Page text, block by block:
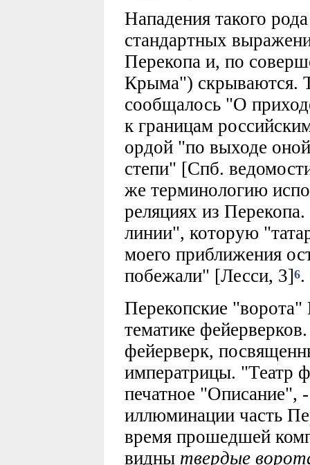
Нападения такого
стандартных
Перекопа и, по
Крыма") скрываются.
сообщалось "О
к границам
ордой "по выходе
степи" [Спб.
же терминологию
реляциях из
линии", которую
моего приближения
побежали" [Лесси, 3]6.
Перекопские
тематике
фейерверк,
императрицы. "Театр
печатное "Описание",
иллюминации часть
время прошедшей
видны твердые